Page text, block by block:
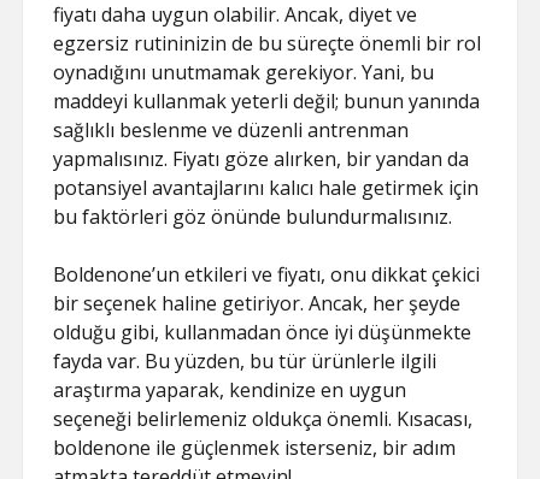
fiyatı daha uygun olabilir. Ancak, diyet ve
egzersiz rutininizin de bu süreçte önemli bir rol
oynadığını unutmamak gerekiyor. Yani, bu
maddeyi kullanmak yeterli değil; bunun yanında
sağlıklı beslenme ve düzenli antrenman
yapmalısınız. Fiyatı göze alırken, bir yandan da
potansiyel avantajlarını kalıcı hale getirmek için
bu faktörleri göz önünde bulundurmalısınız.
Boldenone’un etkileri ve fiyatı, onu dikkat çekici
bir seçenek haline getiriyor. Ancak, her şeyde
olduğu gibi, kullanmadan önce iyi düşünmekte
fayda var. Bu yüzden, bu tür ürünlerle ilgili
araştırma yaparak, kendinize en uygun
seçeneği belirlemeniz oldukça önemli. Kısacası,
boldenone ile güçlenmek isterseniz, bir adım